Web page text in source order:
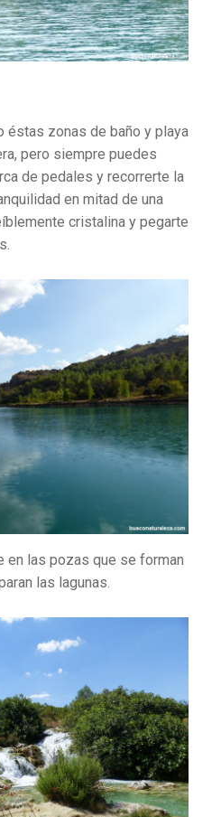
éstas zonas de baño y playa
pero siempre puedes
de pedales y recorrerte la
en mitad de una
cristalina y pegarte
en las pozas que se forman
las lagunas.